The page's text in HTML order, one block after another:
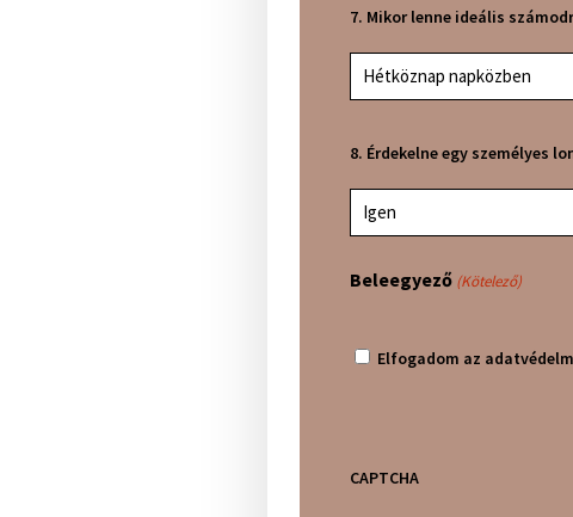
7. Mikor lenne ideális
Hétköznap napközben
8. Érdekelne egy személyes
Igen
Beleegyező (Kötelező)
Elfogadom az
CAPTCHA